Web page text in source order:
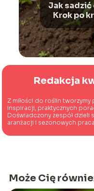
Jak
Krok po
Redakcja
Z miłości do roślin
inspiracji, praktycznych
Doświadczony zespół dzieli
aranżacji i sezonowych
Może Cię